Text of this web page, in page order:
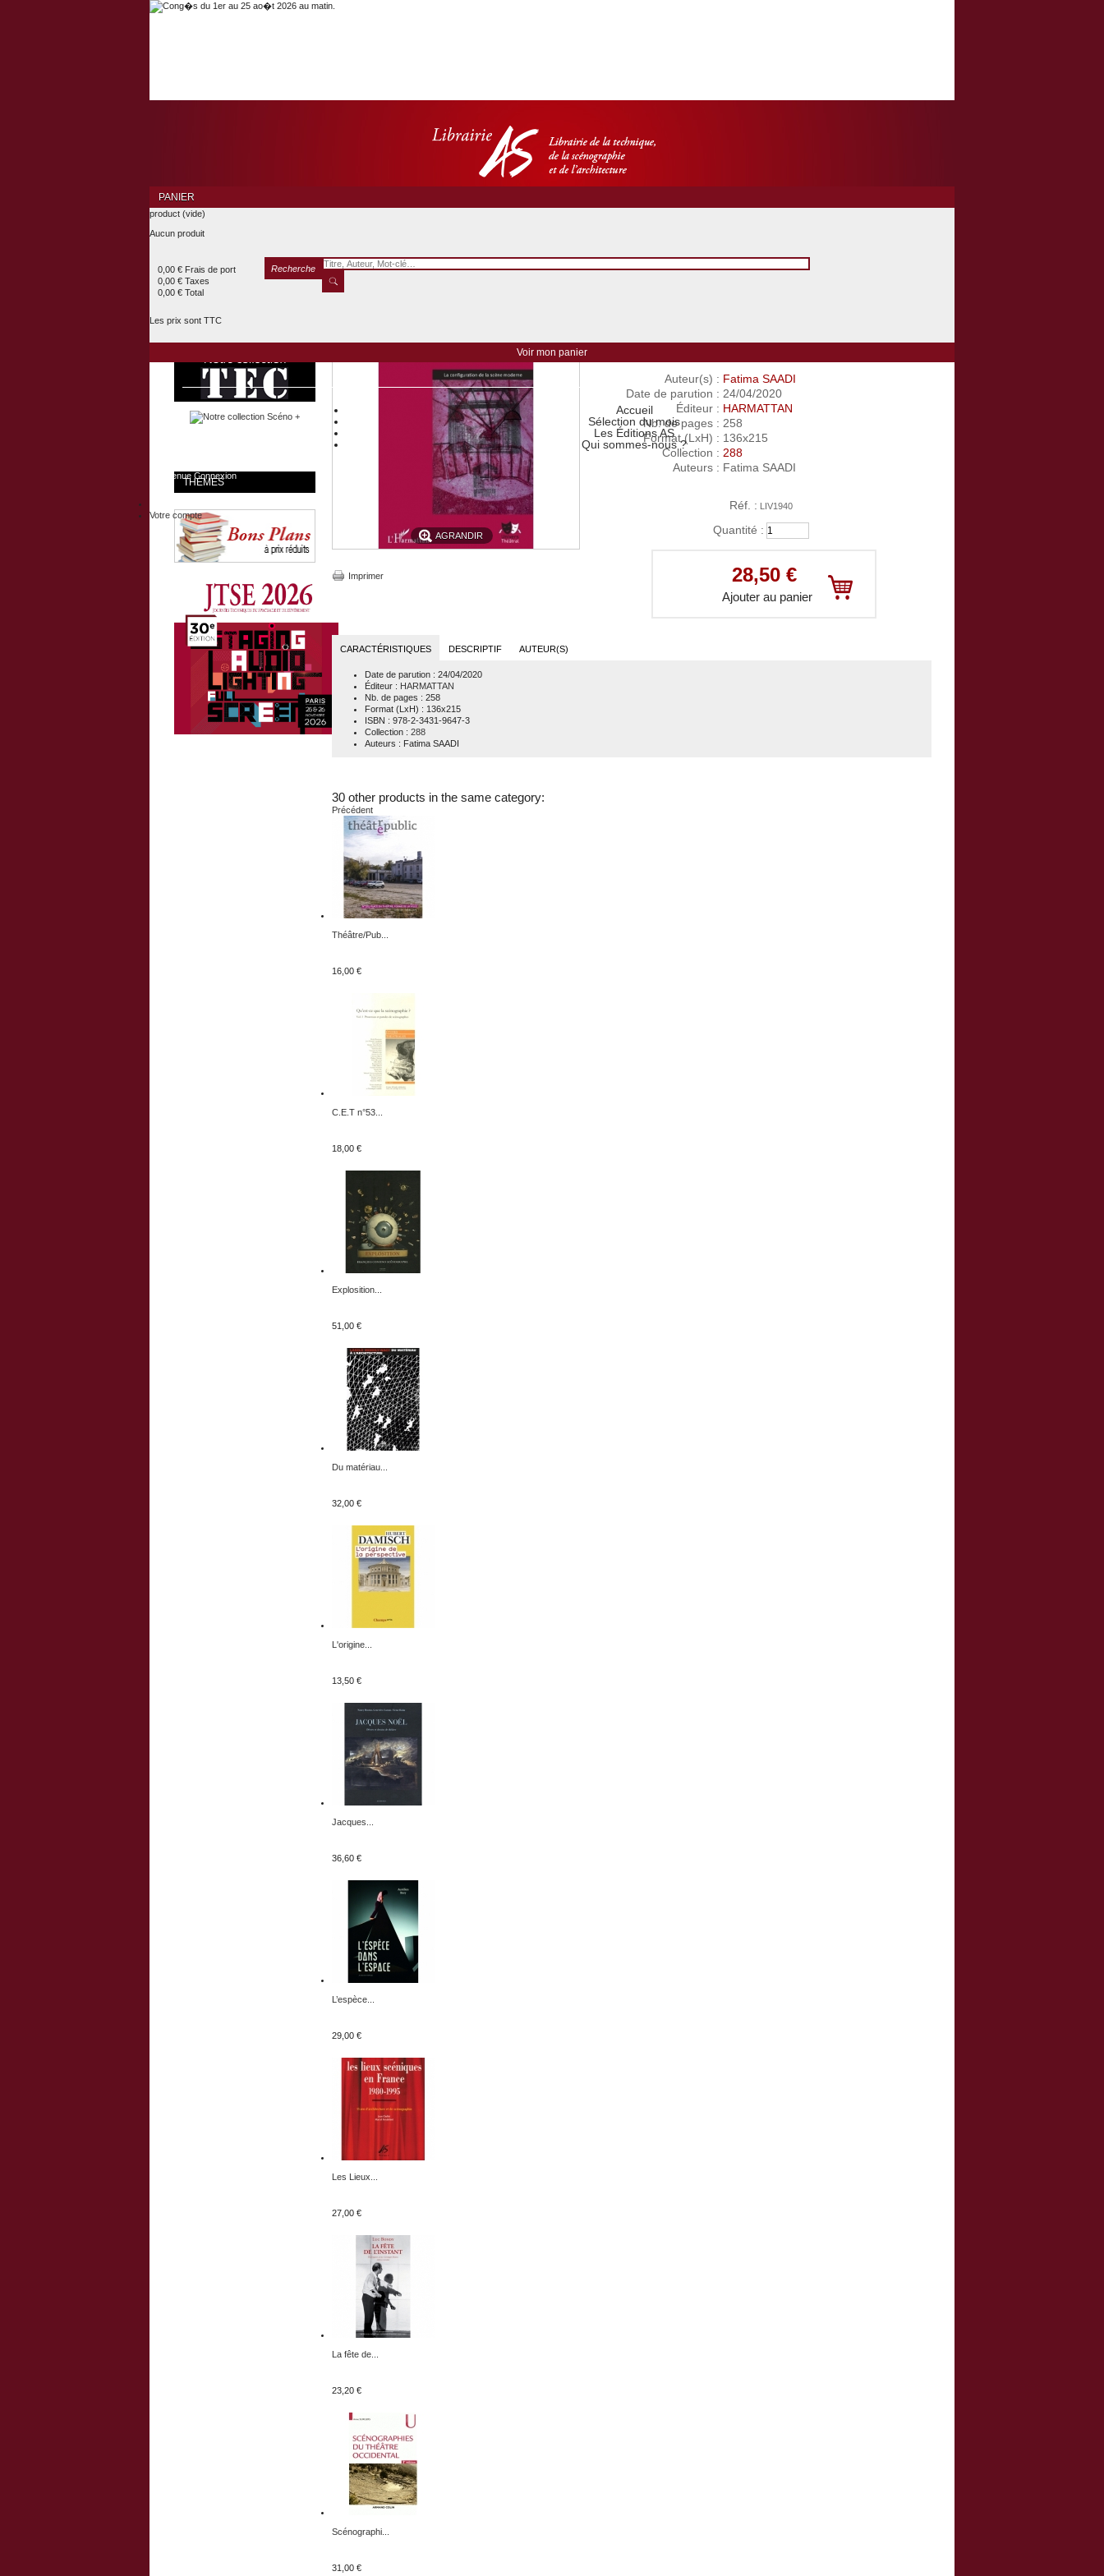
Recherche
PANIER
product (vide)
Aucun produit
0,00 € Frais de port
0,00 € Taxes
0,00 € Total
Les prix sont TTC
Voir mon panier
Accueil
Sélection du mois
Les Éditions AS
Qui sommes-nous ?
Bienvenue Connexion
Votre compte
THÈMES
AGRANDIR
Imprimer
La configuration de la scène moderne
Auteur(s) : Fatima SAADI
Date de parution : 24/04/2020
Éditeur : HARMATTAN
Nb. de pages : 258
Format (LxH) : 136x215
Collection : 288
Auteurs : Fatima SAADI
Réf. : LIV1940
Quantité :
28,50 €
CARACTÉRISTIQUES DESCRIPTIF AUTEUR(S)
Date de parution : 24/04/2020
Éditeur : HARMATTAN
Nb. de pages : 258
Format (LxH) : 136x215
ISBN : 978-2-3431-9647-3
Collection : 288
Auteurs : Fatima SAADI
30 other products in the same category:
Précédent
Théâtre/Pub...
16,00 €
C.E.T n°53...
18,00 €
Explosition...
51,00 €
Du matériau...
32,00 €
L'origine...
13,50 €
Jacques...
36,60 €
L’espèce...
29,00 €
Les Lieux...
27,00 €
La fête de...
23,20 €
Scénographi...
31,00 €